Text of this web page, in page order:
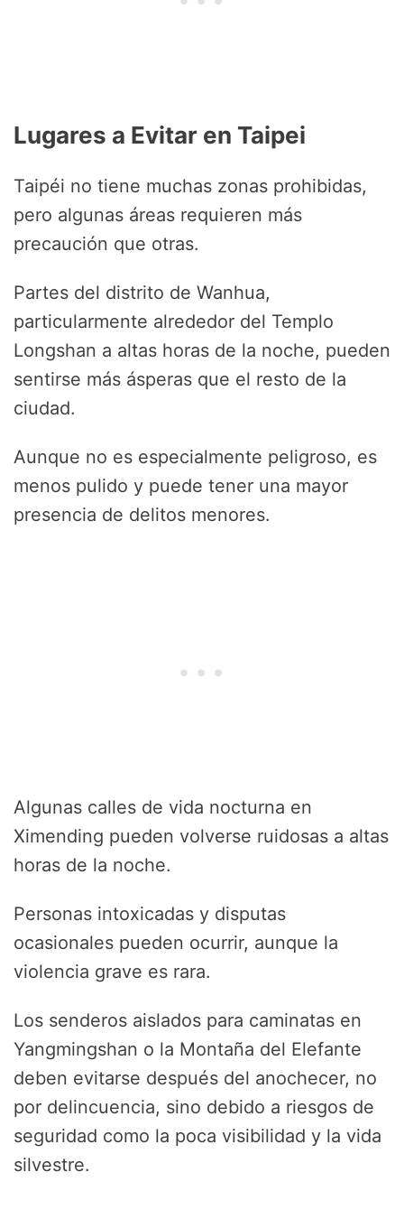
Lugares a Evitar en Taipei
Taipéi no tiene muchas zonas prohibidas,
pero algunas áreas requieren más
precaución que otras.
Partes del distrito de Wanhua,
particularmente alrededor del Templo
Longshan a altas horas de la noche, pueden
sentirse más ásperas que el resto de la
ciudad.
Aunque no es especialmente peligroso, es
menos pulido y puede tener una mayor
presencia de delitos menores.
Algunas calles de vida nocturna en
Ximending pueden volverse ruidosas a altas
horas de la noche.
Personas intoxicadas y disputas
ocasionales pueden ocurrir, aunque la
violencia grave es rara.
Los senderos aislados para caminatas en
Yangmingshan o la Montaña del Elefante
deben evitarse después del anochecer, no
por delincuencia, sino debido a riesgos de
seguridad como la poca visibilidad y la vida
silvestre.